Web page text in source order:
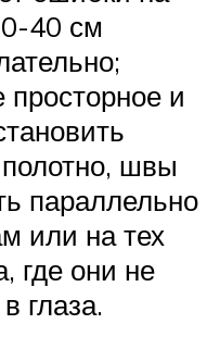
40 см
и
швы
параллельно
или на тех
где они не
глаза.